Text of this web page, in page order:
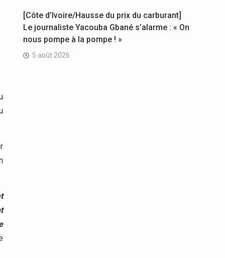
[Côte d’Ivoire/Hausse du prix du carburant]
Le journaliste Yacouba Gbané s’alarme : « On
nous pompe à la pompe ! »
5 août 2026